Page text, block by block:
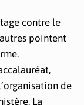
contre le
pointent
de
La